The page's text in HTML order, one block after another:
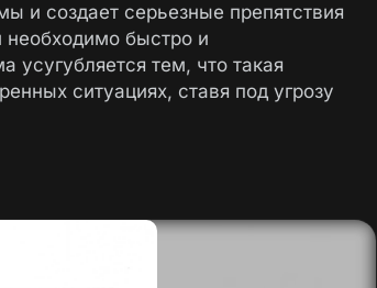
и создает серьезные препятствия
быстро и
усугубляется тем, что такая
ситуациях, ставя под угрозу